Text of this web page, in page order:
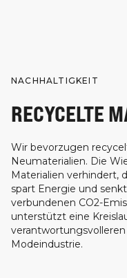
NACHHALTIGKEIT
RECYCELTE
Wir bevorzugen
Neumaterialien. Die
Materialien verhindert,
spart Energie und
verbundenen CO2-
unterstützt eine
Modeindustrie.